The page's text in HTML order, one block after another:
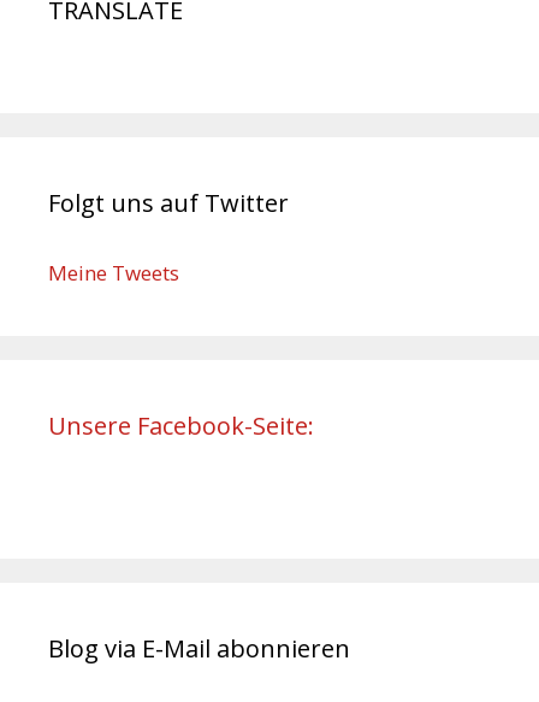
TRANSLATE
Folgt uns auf Twitter
Meine Tweets
Unsere Facebook-Seite:
Blog via E-Mail abonnieren